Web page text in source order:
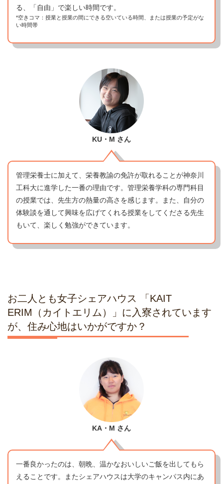
る、「自由」で楽しい時間です。
*空きコマ：授業と授業の間にできる空いている時間、または授業の予定がな
い時間帯
KU・M さん
管理栄養士に加えて、栄養教諭の免許が取れることが神奈川
工科大に進学した一番の理由です。管理栄養学科の専門科目
の授業では、先生方の熱量の高さを感じます。また、自分の
体験談を通して興味を広げてくれる授業をしてくださる先生
もいて、楽しく勉強ができています。
お二人とも女子シェアハウス 「KAIT
ERIM（カイトエリム）」に入寮されています
が、住み心地はいかがですか？
KA・M さん
一番良かったのは、朝晩、温かなおいしいご飯を出してもら
えることです。またシェアハウスは大学のキャンパス内にあ